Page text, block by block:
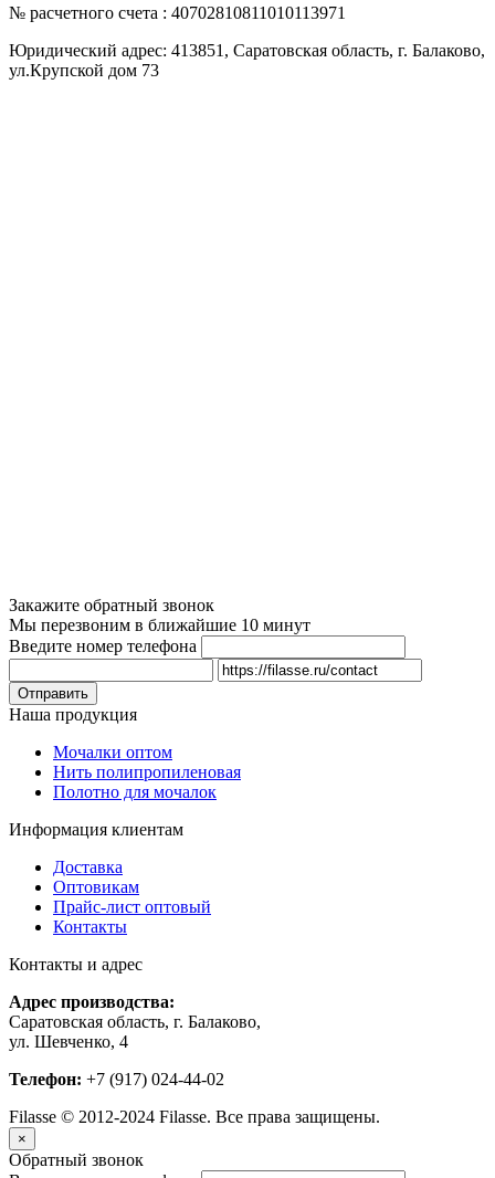
№ расчетного счета : 40702810811010113971
Юридический адрес: 413851, Саратовская область, г. Балаково,
ул.Крупской дом 73
Закажите обратный звонок
Мы перезвоним в ближайшие 10 минут
Введите номер телефона
Наша продукция
Мочалки оптом
Нить полипропиленовая
Полотно для мочалок
Информация клиентам
Доставка
Оптовикам
Прайс-лист оптовый
Контакты
Контакты и адрес
Адрес производства:
Саратовская область, г. Балаково,
ул. Шевченко, 4
Телефон: +7 (917) 024-44-02
Filasse © 2012-2024 Filasse. Все права защищены.
×
Обратный звонок